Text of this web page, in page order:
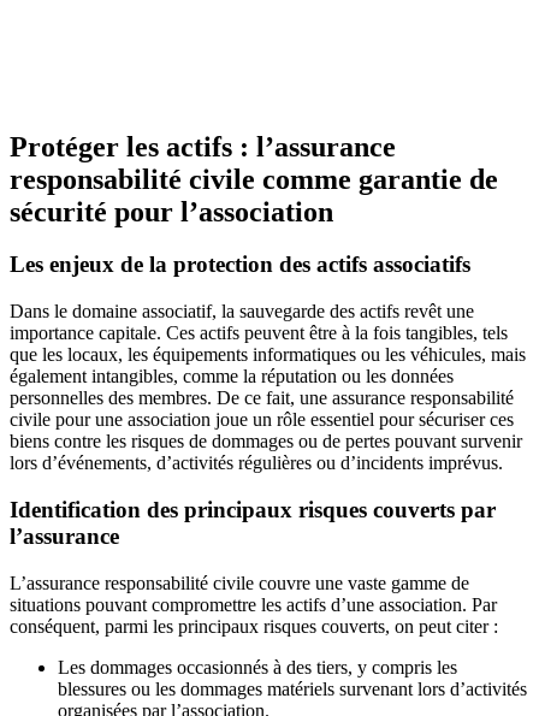
Protéger les actifs : l’assurance
responsabilité civile comme garantie de
sécurité pour l’association
Les enjeux de la protection des actifs associatifs
Dans le domaine associatif, la sauvegarde des actifs revêt une
importance capitale. Ces actifs peuvent être à la fois tangibles, tels
que les locaux, les équipements informatiques ou les véhicules, mais
également intangibles, comme la réputation ou les données
personnelles des membres. De ce fait, une assurance responsabilité
civile pour une association joue un rôle essentiel pour sécuriser ces
biens contre les risques de dommages ou de pertes pouvant survenir
lors d’événements, d’activités régulières ou d’incidents imprévus.
Identification des principaux risques couverts par
l’assurance
L’assurance responsabilité civile couvre une vaste gamme de
situations pouvant compromettre les actifs d’une association. Par
conséquent, parmi les principaux risques couverts, on peut citer :
Les dommages occasionnés à des tiers, y compris les
blessures ou les dommages matériels survenant lors d’activités
organisées par l’association.